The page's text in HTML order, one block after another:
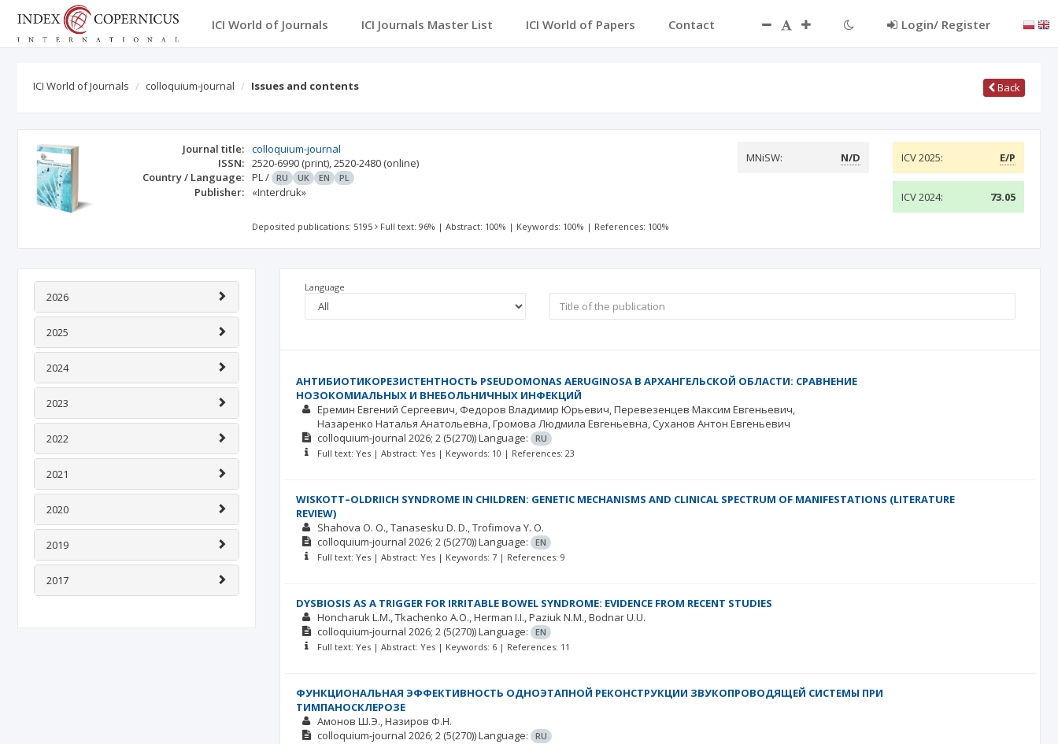
ICI World of Journals ICI Journals Master List ICI World of Papers Contact Login/ Register
ICI World of Journals colloquium-journal Issues and contents Back
Journal title: colloquium-journal
ISSN: 2520-6990 (print),2520-2480 (online)
Country / Language: PL/ RU UK EN PL
Publisher: «Interdruk»
MNiSW: N/D ICV 2025: E/P
ICV 2024: 73.05
Deposited publications: 5195 Full text: 96% |Abstract: 100% | Keywords: 100% | References: 100%
2026
2025
2024
2023
2022
2021
2020
2019
2017
Language
АНТИБИОТИКОРЕЗИСТЕНТНОСТЬ PSEUDOMONAS AERUGINOSA В АРХАНГЕЛЬСКОЙ ОБЛАСТИ: СРАВНЕНИЕ
НОЗОКОМИАЛЬНЫХ И ВНЕБОЛЬНИЧНЫХ ИНФЕКЦИЙ
Еремин Евгений Сергеевич Федоров Владимир Юрьевич Перевезенцев Максим Евгеньевич
Назаренко Наталья Анатольевна Громова Людмила Евгеньевна Суханов Антон Евгеньевич
colloquium-journal 2026; 2 (5(270))Language: RU
Full text: Yes | Abstract: Yes | Keywords: 10 | References: 23
WISKOTT–OLDRIICH SYNDROME IN CHILDREN: GENETIC MECHANISMS AND CLINICAL SPECTRUM OF MANIFESTATIONS (LITERATURE
REVIEW)
Shahova O. O. Tanasesku D. D. Trofimova Y. O.
colloquium-journal 2026; 2 (5(270))Language: EN
Full text: Yes | Abstract: Yes | Keywords: 7 | References: 9
DYSBIOSIS AS A TRIGGER FOR IRRITABLE BOWEL SYNDROME: EVIDENCE FROM RECENT STUDIES
Honcharuk L.M. Tkachenko A.O. Herman I.I. Paziuk N.M. Bodnar U.U.
colloquium-journal 2026; 2 (5(270))Language: EN
Full text: Yes | Abstract: Yes | Keywords: 6 | References: 11
ФУНКЦИОНАЛЬНАЯ ЭФФЕКТИВНОСТЬ ОДНОЭТАПНОЙ РЕКОНСТРУКЦИИ ЗВУКОПРОВОДЯЩЕЙ СИСТЕМЫ ПРИ
ТИМПАНОСКЛЕРОЗЕ
Амонов Ш.Э. Назиров Ф.Н.
colloquium-journal 2026; 2 (5(270))Language: RU